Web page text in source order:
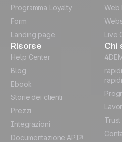
German
Español
Programma Loyalty
Form
Landing page
Web
Live
Risorse
Help Center
Blog
Ebook
Storie dei clienti
Prezzi
Integrazioni
Documentazione API
Chi